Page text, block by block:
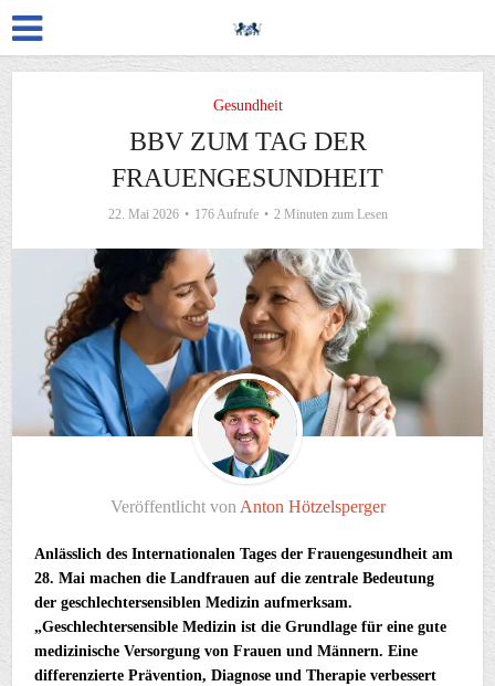
Gesundheit
BBV ZUM TAG DER
FRAUENGESUNDHEIT
22. Mai 2026 176 Aufrufe 2 Minuten zum Lesen
Veröffentlicht von Anton Hötzelsperger
Anlässlich des Internationalen Tages der Frauengesundheit am
28. Mai machen die Landfrauen auf die zentrale Bedeutung
der geschlechtersensiblen Medizin aufmerksam.
„Geschlechtersensible Medizin ist die Grundlage für eine gute
medizinische Versorgung von Frauen und Männern. Eine
differenzierte Prävention, Diagnose und Therapie verbessert